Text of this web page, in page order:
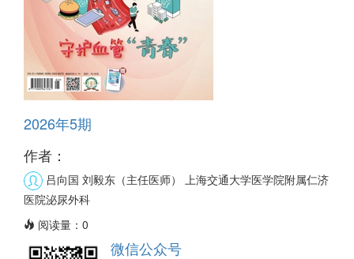
2026年5期
作者：
吕向国 刘毅东（主任医师） 上海交通大学医学院附属仁济
医院泌尿外科
阅读量： 0
微信公众号